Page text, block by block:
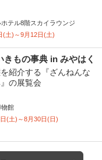
テル8階スカイラウンジ
(土)～9月12日(土)
きもの事典 in みやはく
紹介する『ざんねんな
の展覧会
館
(土)～8月30日(日)